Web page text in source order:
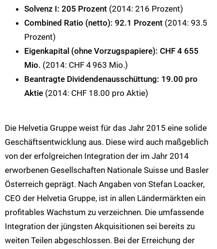
Solvenz I: 205 Prozent (2014: 216 Prozent)
Combined Ratio (netto): 92.1 Prozent (2014: 93.5
Prozent)
Eigenkapital (ohne Vorzugspapiere): CHF 4 655
Mio. (2014: CHF 4 963 Mio.)
Beantragte Dividendenausschüttung: 19.00 pro
Aktie (2014: CHF 18.00 pro Aktie)
Die Helvetia Gruppe weist für das Jahr 2015 eine solide
Geschäftsentwicklung aus. Diese wird auch maßgeblich
von der erfolgreichen Integration der im Jahr 2014
erworbenen Gesellschaften Nationale Suisse und Basler
Österreich geprägt. Nach Angaben von Stefan Loacker,
CEO der Helvetia Gruppe, ist in allen Ländermärkten ein
profitables Wachstum zu verzeichnen. Die umfassende
Integration der jüngsten Akquisitionen sei bereits zu
weiten Teilen abgeschlossen. Bei der Erreichung der